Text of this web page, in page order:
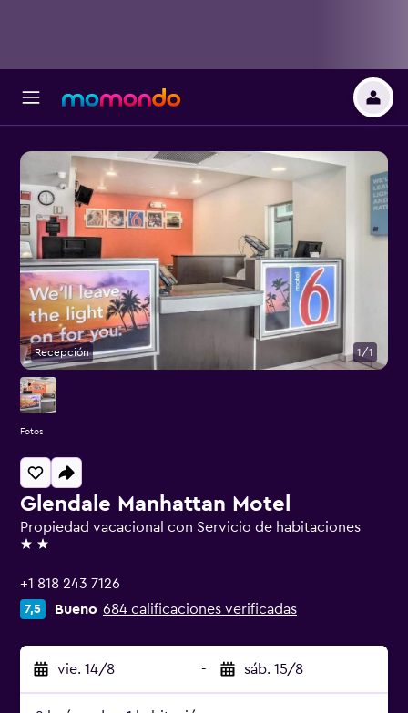
Glendale Manhattan Motel
Propiedad vacacional con Servicio de habitaciones
2 estrellas
+1 818 243 7126
7,5 Bueno 684 calificaciones verificadas
vie. 14/8 - sáb. 15/8
Recepción 1/1
Fotos